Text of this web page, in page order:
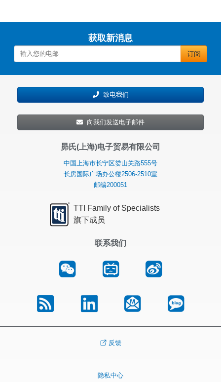
获取新消息
订阅
致电我们
向我们发送电子邮件
昴氏(上海)电子贸易有限公司
中国上海市长宁区娄山关路555号
长房国际广场办公楼2506-2510室
邮编200051
TTI Family of Specialists
旗下成员
联系我们
反馈
隐私中心